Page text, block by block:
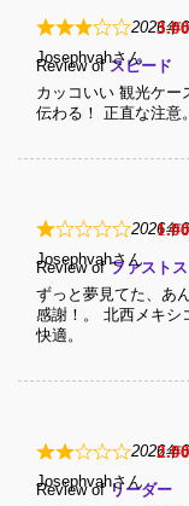
3
2026年
Review of スピード
カッコいい 観光ケー
伝わる！ 正直な注意。
Josephvah
1
2026年
Review of ファストス
ずっと夢見てた、あ
感謝！。 北西メキ
快適。
Josephvah
2
2026年
Review of リーダー
Josephvah